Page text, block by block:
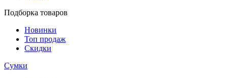
Подборка товаров
Новинки
Топ продаж
Скидки
Сумки